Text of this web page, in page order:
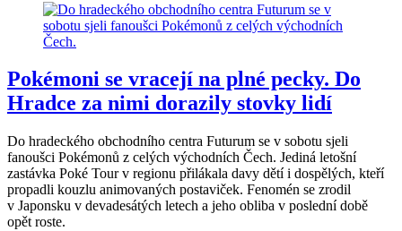
Pokémoni se vracejí na plné pecky. Do
Hradce za nimi dorazily stovky lidí
Do hradeckého obchodního centra Futurum se v sobotu sjeli
fanoušci Pokémonů z celých východních Čech. Jediná letošní
zastávka Poké Tour v regionu přilákala davy dětí i dospělých, kteří
propadli kouzlu animovaných postaviček. Fenomén se zrodil
v Japonsku v devadesátých letech a jeho obliba v poslední době
opět roste.